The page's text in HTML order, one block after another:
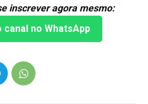
inscrever agora mesmo:
no WhatsApp